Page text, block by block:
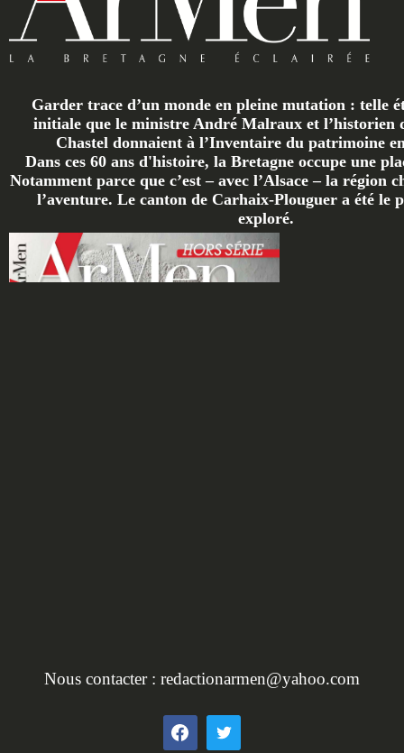
Garder trace d’un monde en pleine mutation : telle
initiale que le ministre André Malraux et l’historien
Chastel donnaient à l’Inventaire du patrimoine
Dans ces 60 ans d'histoire, la Bretagne occupe une
Notamment parce que c’est – avec l’Alsace – la région
l’aventure. Le canton de Carhaix-Plouguer a été le
exploré.
PATRIMOINE EN
Nous contacter : redactionarmen@yahoo.com